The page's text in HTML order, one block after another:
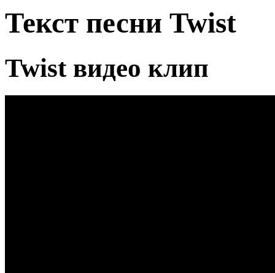
Текст песни Twist
Twist видео клип